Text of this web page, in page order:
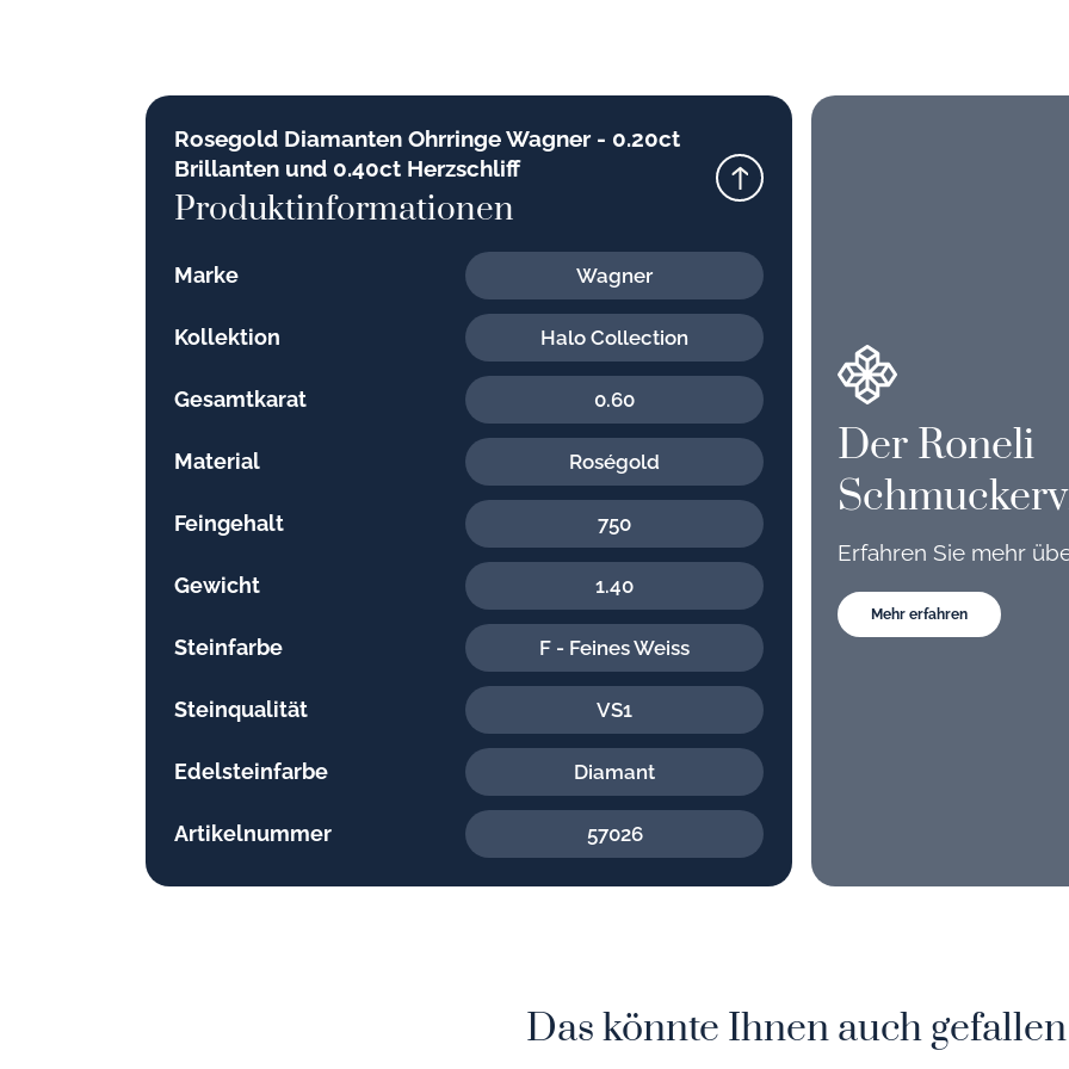
Rosegold Diamanten Ohrringe Wagner - 0.20ct
Brillanten und 0.40ct Herzschliff
Produktinformationen
Marke Wagner
Kollektion Halo Collection
Gesamtkarat 0.60
Material Roségold
Feingehalt 750
Gewicht 1.40
Steinfarbe F - Feines Weiss
Steinqualität VS1
Edelsteinfarbe Diamant
Artikelnummer 57026
Der Roneli
Erfahren Sie mehr
Mehr erfahren
Das könnte Ihnen auch